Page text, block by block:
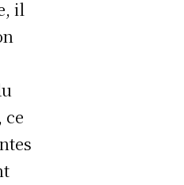
il
ce